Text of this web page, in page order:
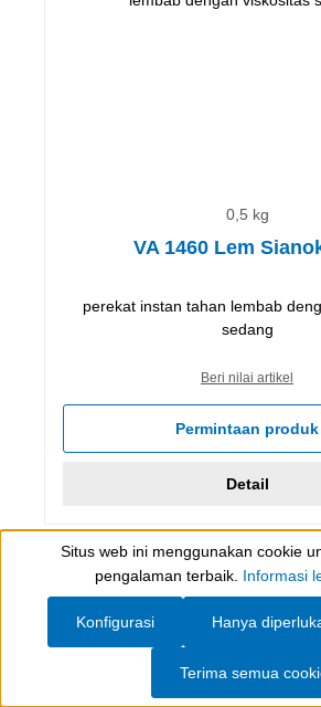
0,5 kg
VA 1460 Lem
perekat instan tahan lembab
sedang
Beri nilai artikel
Permintaan produk
Detail
Halaman
1 Halaman
2 Halaman
3
WEICON South East Asia Pte Ltd
Show toolbar
Situs web ini menggunakan cookie
pengalaman terbaik. Informasi
Hanya
Konfigurasi
Terima semua